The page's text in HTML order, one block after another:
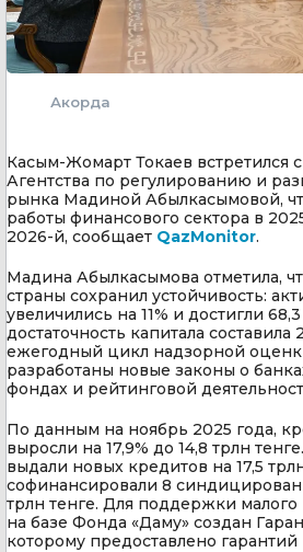
Акорда
Касым-Жомарт Токаев встретился
Агентства по регулированию и
рынка Мадиной Абылкасымовой,
работы финансового сектора в
2026-й, сообщает QazMonitor.
Мадина Абылкасымова отметила,
страны сохранил устойчивость:
увеличились на 11% и достигли
достаточность капитала
ежегодный цикл надзорной
разработаны новые законы о
фондах и рейтинговой
По данным на ноябрь 2025 года,
выросли на 17,9% до 14,8 трлн
выдали новых кредитов на 17,5
софинансировали 8
трлн тенге. Для поддержки малого
на базе Фонда «Даму» создан
которому предоставлено гарантий